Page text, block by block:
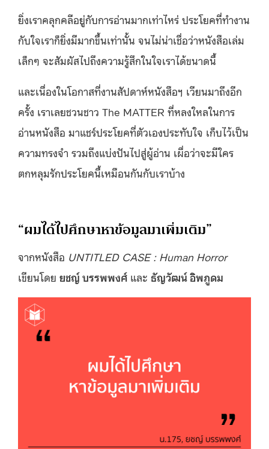
ยิ่งเราคลุกคลีอยู่กับการอ่านมากเท่าไหร่ ประโยคที่ทำงาน
กับใจเราก็ยิ่งมีมากขึ้นเท่านั้น จนไม่น่าเชื่อว่าหนังสือเล่ม
เล็กๆ จะสัมผัสไปถึงความรู้สึกในใจเราได้ขนาดนี้
และเนื่องในโอกาสที่งานสัปดาห์หนังสือฯ เวียนมาถึงอีก
ครั้ง เราเลยชวนชาว The MATTER ที่หลงใหลในการ
อ่านหนังสือ มาแชร์ประโยคที่ตัวเองประทับใจ เก็บไว้เป็น
ความทรงจำ รวมถึงแบ่งปันไปสู่ผู้อ่าน เผื่อว่าจะมีใคร
ตกหลุมรักประโยคนี้เหมือนกันกับเราบ้าง
“ผมได้ไปศึกษาหาข้อมูลมาเพิ่มเติม”
จากหนังสือ UNTITLED CASE : Human Horror
เขียนโดย ยชญ์ บรรพพงศ์ และ ธัญวัฒน์ อิพภูดม